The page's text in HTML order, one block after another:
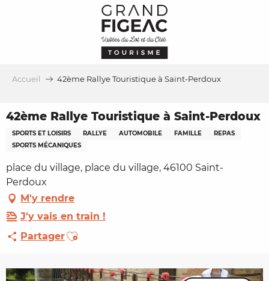
Accueil 42ème Rallye Touristique à Saint-Perdoux
42ème Rallye Touristique à Saint-Perdoux
SPORTS ET LOISIRS RALLYE AUTOMOBILE FAMILLE
REPAS
SPORTS MÉCANIQUES
place du village, place du village, 46100 Saint-
Perdoux
M'y rendre
J'y vais en train !
PartagerAjouter aux favoris